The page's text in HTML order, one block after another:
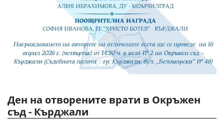
Ден на отворените врати в Окръжен
съд - Кърджали